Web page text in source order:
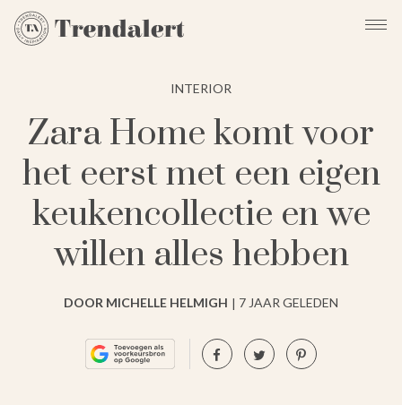
INTERIOR
Zara Home komt voor
het eerst met een eigen
keukencollectie en we
willen alles hebben
DOOR MICHELLE HELMIGH 7 JAAR GELEDEN